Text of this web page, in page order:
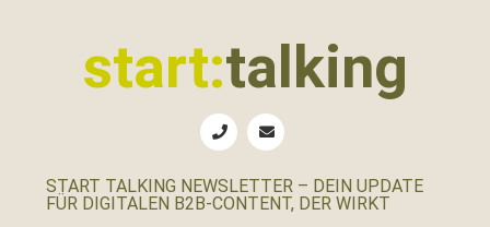
start:talking
B2B-
START TALKING NEWSLETTER – DEIN UPDATE
FÜR DIGITALEN B2B-CONTENT, DER WIRKT